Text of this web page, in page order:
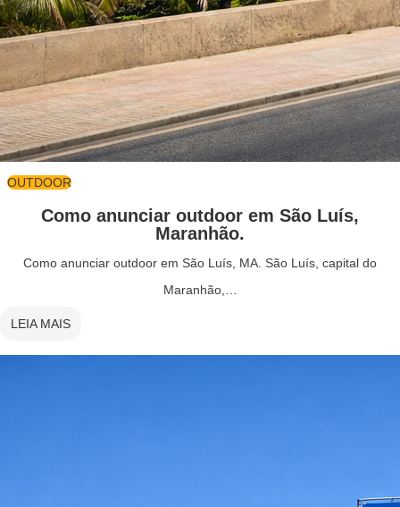
OUTDOOR
Como anunciar outdoor em São Luís,
Maranhão.
Como anunciar outdoor em São Luís, MA. São Luís, capital do
Maranhão,…
LEIA MAIS